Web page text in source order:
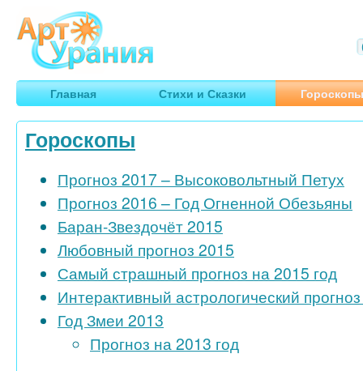
АртУрания
Умные гороскопы, творчество, путешествия
Главная Стихи и Сказки Гороскопы
Гороскопы
Прогноз 2017 – Высоковольтный Петух
Прогноз 2016 – Год Огненной Обезьяны
Баран-Звездочёт 2015
Любовный прогноз 2015
Самый страшный прогноз на 2015 год
Интерактивный астрологический
Год Змеи 2013
Прогноз на 2013 год